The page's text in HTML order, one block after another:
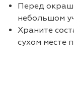
Перед
небольшом
Храните
сухом месте